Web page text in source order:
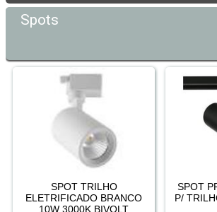
Spots
SPOT TRILHO
ELETRIFICADO BRANCO
10W 3000K BIVOLT
SPOT
P/